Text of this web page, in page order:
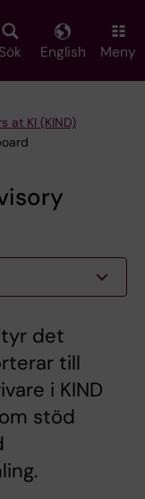
Sök English Meny
at KI (KIND)
det
till
i KIND
stöd